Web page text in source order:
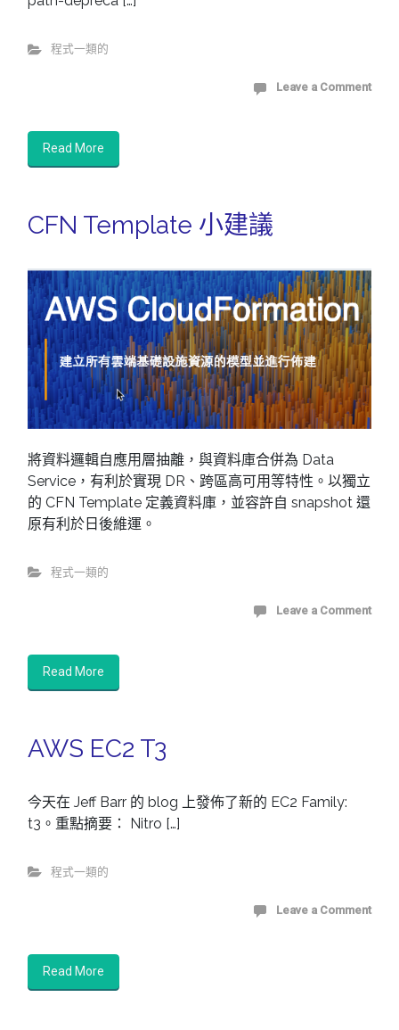
程式一類的
Leave a Comment
Read More
CFN Template 小建議
將資料邏輯自應用層抽離，與資料庫合併為 Data
Service，有利於實現 DR、跨區高可用等特性。以獨立
的 CFN Template 定義資料庫，並容許自 snapshot 還
原有利於日後維運。
程式一類的
Leave a Comment
Read More
AWS EC2 T3
今天在 Jeff Barr 的 blog 上發佈了新的 EC2 Family:
t3。重點摘要： Nitro […]
程式一類的
Leave a Comment
Read More